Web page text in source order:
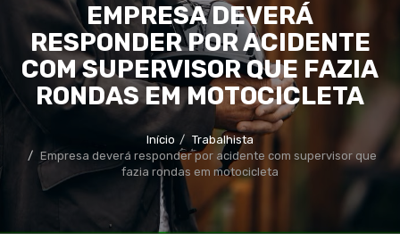
EMPRESA DEVERÁ
RESPONDER POR ACIDENTE
COM SUPERVISOR QUE FAZIA
RONDAS EM MOTOCICLETA
Início
Trabalhista
Empresa deverá responder por acidente com supervisor que
fazia rondas em motocicleta